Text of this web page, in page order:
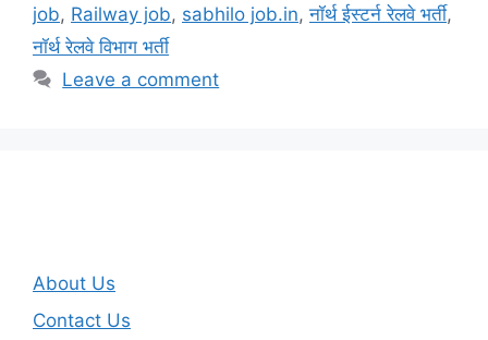
job, Railway job, sabhilo job.in,नॉर्थ ईस्टर्न रेलवे भर्ती,
नॉर्थ रेलवे विभाग भर्ती
Leave a comment
About Us
Contact Us